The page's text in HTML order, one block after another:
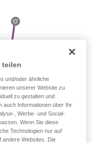
teilen
und/oder ähnliche
unserer Website zu
zu gestalten und
auch Informationen über Ihr
, Werbe- und Social-
Wenn Sie diese
Technologien nur auf
andere Websites. Die